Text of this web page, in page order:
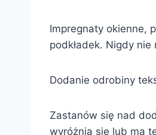
Impregnaty okienne,
podkładek. Nigdy nie
Dodanie odrobiny
Zastanów się nad
wyróżnia się lub ma